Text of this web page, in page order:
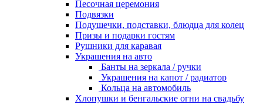
Песочная церемония
Подвязки
Подушечки, подставки, блюдца для колец
Призы и подарки гостям
Рушники для каравая
Украшения на авто
Банты на зеркала / ручки
Украшения на капот / радиатор
Кольца на автомобиль
Хлопушки и бенгальские огни на свадьбу